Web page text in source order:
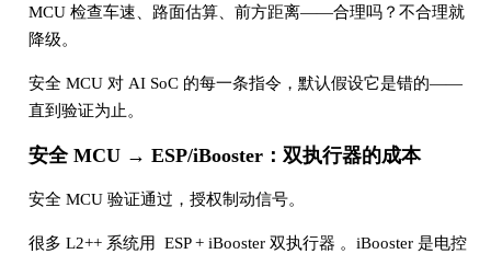
MCU 检查车速、路面估算、前方距离——合理吗？不合理就
降级。
安全 MCU 对 AI SoC 的每一条指令，默认假设它是错的——
直到验证为止。
安全 MCU → ESP/iBooster：双执行器的成本
安全 MCU 验证通过，授权制动信号。
很多 L2++ 系统用 ESP + iBooster 双执行器 。iBooster 是电控